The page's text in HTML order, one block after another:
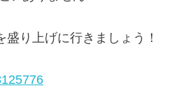
盛り上げに行きましょう！